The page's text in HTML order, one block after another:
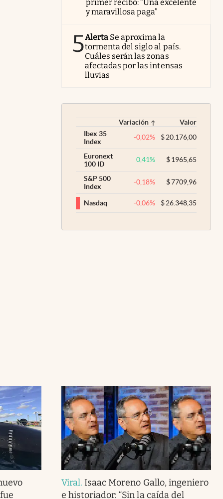
primer recibo: “Una excelente
y maravillosa paga”
5Alerta Se aproxima la
tormenta del siglo al país.
Cuáles serán las zonas
afectadas por las intensas
lluvias
Variación
Valor
Ibex 35
Index
-0,02% $20.176,00
Euronext
100 ID
0,41% $1965,65
S&P 500
Index
-0,18% $7709,96
Nasdaq -0,06% $26.348,35
Viral. Isaac Moreno Gallo, ingeniero
e historiador: “Sin la caída del